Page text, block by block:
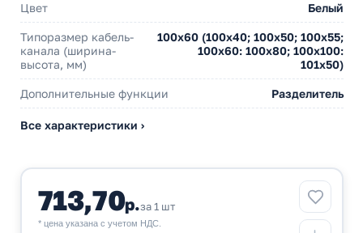
Цвет Белый
Типоразмер кабель-
канала (ширина-
высота, мм)
100х60 (100х40; 100х50; 100х55;
100х60: 100х80; 100х100:
101х50)
Дополнительные функции Разделитель
Все характеристики ›
713,70р.за 1 шт
* цена указана с учетом НДС.